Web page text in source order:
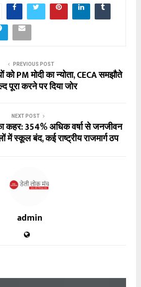
PREVIOUS POST
PM मोदी का न्योता, CECA समझौते
पूरा करने पर दिया जोर
NEXT POST
कहर: 354% अधिक वर्षा से जनजीवन
में स्कूल बंद, कई राष्ट्रीय राजमार्ग ठप
admin